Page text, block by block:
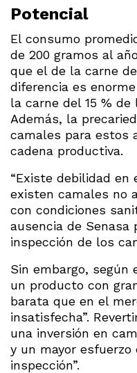
Potencial
El consumo
de 200 gramos al
que el de la carne
diferencia es
la carne del 15 %
Además, la
camales para estos
cadena productiva.
“Existe debilidad en
existen camales no
con condiciones
ausencia de Senasa
inspección de los
Sin embargo,
un producto con
barata que en el
insatisfecha”.
una inversión en
y un mayor esfuerzo
inspección”.